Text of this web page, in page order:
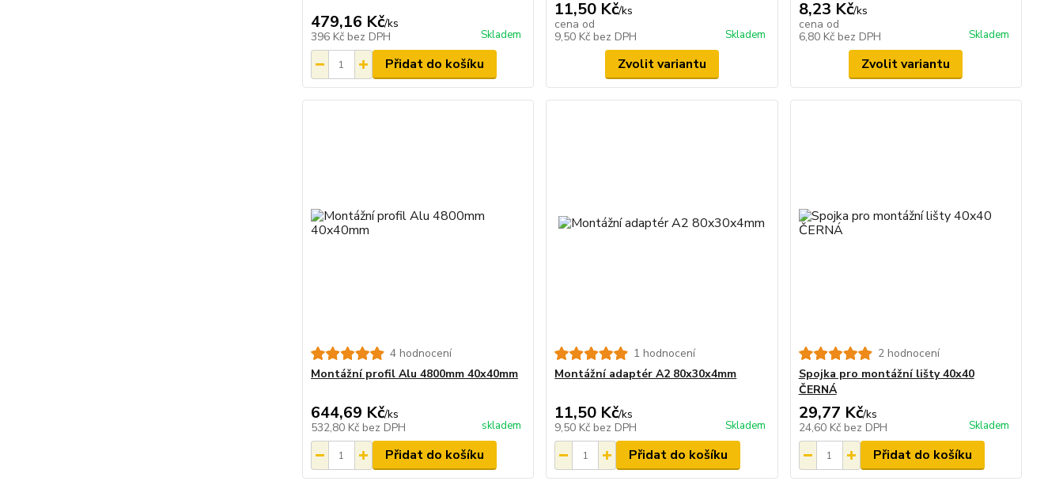
479,16 Kč/ks
396 Kč bez DPH Skladem
Přidat do košíku
11,50 Kč/ks
cena od
9,50 Kč bez DPH Skladem
Zvolit variantu
8,23 Kč/ks
cena od
6,80 Kč bez DPH Skladem
Zvolit variantu
4 hodnocení
Montážní profil Alu 4800mm 40x40mm
644,69 Kč/ks
532,80 Kč bez DPH skladem
Přidat do košíku
1 hodnocení
Montážní adaptér A2 80x30x4mm
11,50 Kč/ks
9,50 Kč bez DPH Skladem
Přidat do košíku
2 hodnocení
Spojka pro montážní lišty 40x40
ČERNÁ
29,77 Kč/ks
24,60 Kč bez DPH Skladem
Přidat do košíku